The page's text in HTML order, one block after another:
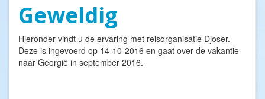
Geweldig
Hieronder vindt u de ervaring met reisorganisatie Djoser.
Deze is ingevoerd op 14-10-2016 en gaat over de vakantie
naar Georgië in september 2016.